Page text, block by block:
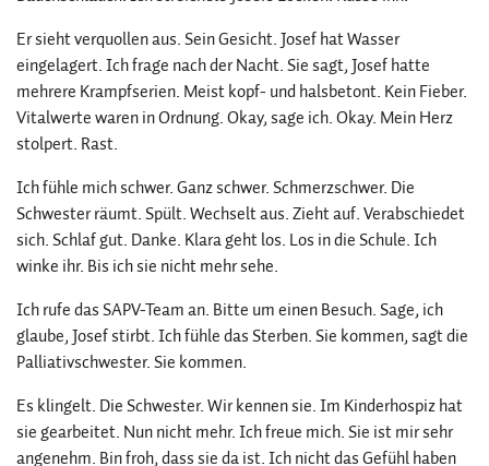
Er sieht verquollen aus. Sein Gesicht. Josef hat Wasser
eingelagert. Ich frage nach der Nacht. Sie sagt, Josef hatte
mehrere Krampfserien. Meist kopf- und halsbetont. Kein Fieber.
Vitalwerte waren in Ordnung. Okay, sage ich. Okay. Mein Herz
stolpert. Rast.
Ich fühle mich schwer. Ganz schwer. Schmerzschwer. Die
Schwester räumt. Spült. Wechselt aus. Zieht auf. Verabschiedet
sich. Schlaf gut. Danke. Klara geht los. Los in die Schule. Ich
winke ihr. Bis ich sie nicht mehr sehe.
Ich rufe das SAPV-Team an. Bitte um einen Besuch. Sage, ich
glaube, Josef stirbt. Ich fühle das Sterben. Sie kommen, sagt die
Palliativschwester. Sie kommen.
Es klingelt. Die Schwester. Wir kennen sie. Im Kinderhospiz hat
sie gearbeitet. Nun nicht mehr. Ich freue mich. Sie ist mir sehr
angenehm. Bin froh, dass sie da ist. Ich nicht das Gefühl haben